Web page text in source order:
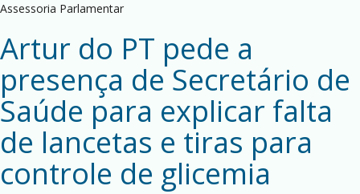
Assessoria Parlamentar
Artur do PT pede a
presença de Secretário de
Saúde para explicar falta
de lancetas e tiras para
controle de glicemia